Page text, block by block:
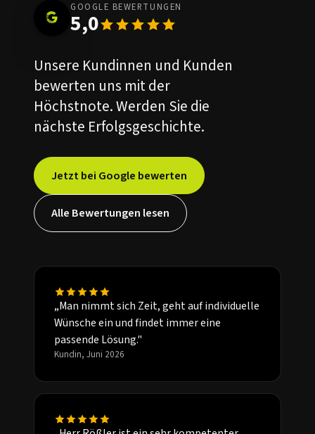
GOOGLE BEWERTUNGEN
5,0
Unsere Kundinnen und Kunden
bewerten uns mit der
Höchstnote. Werden Sie die
nächste Erfolgsgeschichte.
Jetzt bei Google bewerten
Alle Bewertungen lesen
„Man nimmt sich Zeit, geht auf individuelle
Wünsche ein und findet immer eine
passende Lösung."
Kundin, Juni 2026